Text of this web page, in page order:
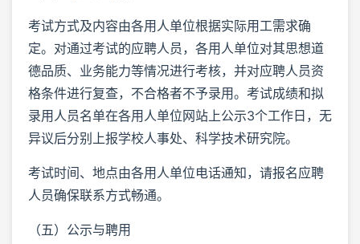
考试方式及内容由各用人单位根据实际用工需求确
定。对通过考试的应聘人员，各用人单位对其思想道
德品质、业务能力等情况进行考核，并对应聘人员资
格条件进行复查，不合格者不予录用。考试成绩和拟
录用人员名单在各用人单位网站上公示3个工作日，无
异议后分别上报学校人事处、科学技术研究院。
考试时间、地点由各用人单位电话通知，请报名应聘
人员确保联系方式畅通。
（五）公示与聘用